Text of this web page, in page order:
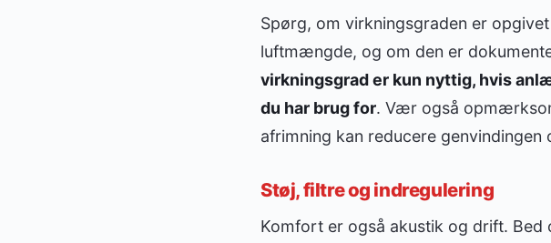
Spørg, om virkningsgraden er
luftmængde, og om den er
virkningsgrad er kun nyttig, hvis
du har brug for. Vær også
afrimning kan reducere genvindingen
Støj, filtre og indregulering
Komfort er også akustik og drift.